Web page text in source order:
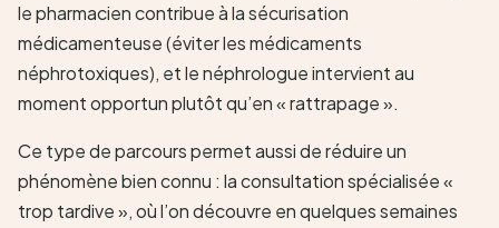
le pharmacien contribue à la sécurisation
médicamenteuse (éviter les médicaments
néphrotoxiques), et le néphrologue intervient au
moment opportun plutôt qu’en « rattrapage ».
Ce type de parcours permet aussi de réduire un
phénomène bien connu : la consultation spécialisée «
trop tardive », où l’on découvre en quelques semaines